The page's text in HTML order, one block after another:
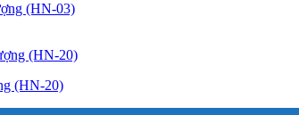
(HN-03)
(HN-20)